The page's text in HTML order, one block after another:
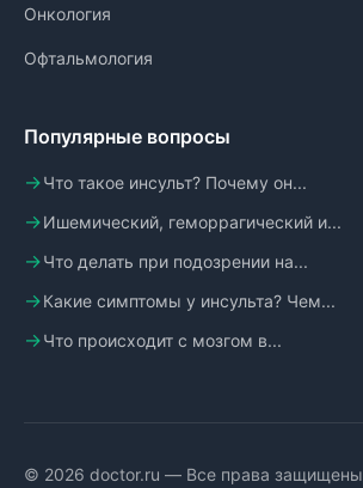
Онкология
Офтальмология
Популярные вопросы
Что такое инсульт? Почему он...
Ишемический, геморрагический и...
Что делать при подозрении на...
Какие симптомы у инсульта? Чем...
Что происходит с мозгом в...
© 2026 doctor.ru — Все права защищены